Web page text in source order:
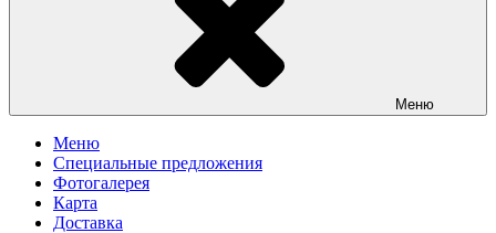
Меню
Меню
Специальные предложения
Фотогалерея
Карта
Доставка